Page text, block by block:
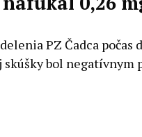
PZ Čadca počas
bol negatívnym